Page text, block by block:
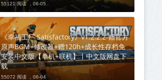
55121 阅读 ， 06-05
《幸福工厂 Satisfactory》v1.2.2.2-赠官方
原声BGM+修改器+赠120h+成长性存档免
安装中文版【单机+联机】丨中文版网盘下
载
55072 阅读 ， 06-04